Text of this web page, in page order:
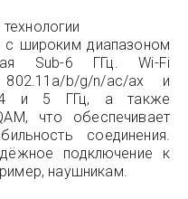
широким диапазоном
Sub-6 ГГц. Wi-Fi
802.11a/b/g/n/ac/ax и
и 5 ГГц, а также
что обеспечивает
соединения.
подключение к
наушникам.